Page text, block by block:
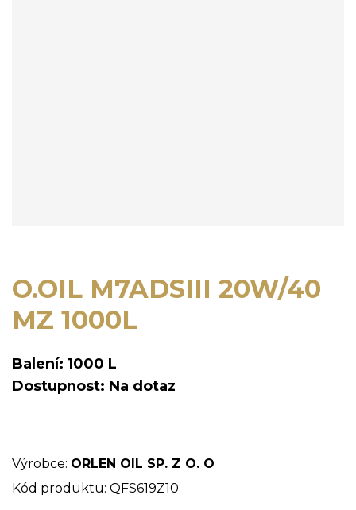
O.OIL M7ADSIII 20W/40
MZ 1000L
Balení: 1000 L
Dostupnost: Na dotaz
Výrobce: ORLEN OIL SP. Z O. O
Kód produktu: QFS619Z10